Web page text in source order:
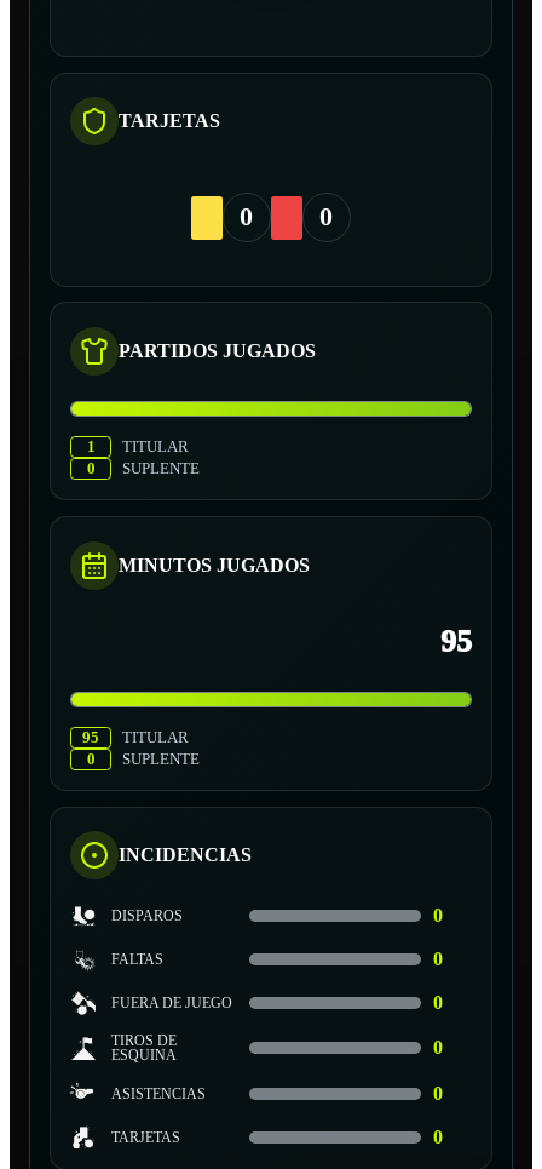
TARJETAS
0 0
PARTIDOS JUGADOS
1
TITULAR
0
SUPLENTE
MINUTOS JUGADOS
95
95
TITULAR
0
SUPLENTE
INCIDENCIAS
DISPAROS 0
FALTAS 0
FUERA DE JUEGO 0
TIROS DE
ESQUINA
0
ASISTENCIAS 0
TARJETAS 0